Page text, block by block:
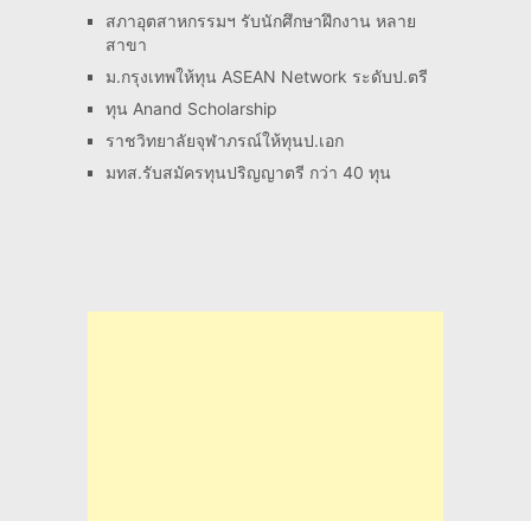
สภาอุตสาหกรรมฯ รับนักศึกษาฝึกงาน หลาย
สาขา
ม.กรุงเทพให้ทุน ASEAN Network ระดับป.ตรี
ทุน Anand Scholarship
ราชวิทยาลัยจุฬาภรณ์ให้ทุนป.เอก
มทส.รับสมัครทุนปริญญาตรี กว่า 40 ทุน